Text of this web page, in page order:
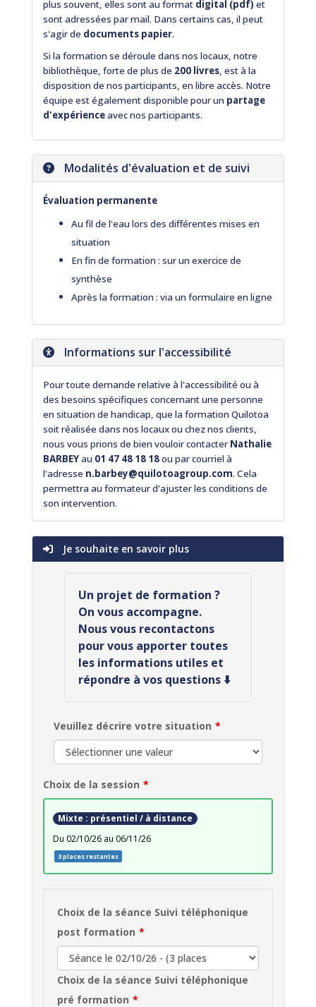
plus souvent, elles sont au format digital (pdf) et
sont adressées par mail. Dans certains cas, il peut
s'agir de documents papier.
Si la formation se déroule dans nos locaux, notre
bibliothèque, forte de plus de 200 livres, est à la
disposition de nos participants, en libre accès. Notre
équipe est également disponible pour un partage
d'expérienceavec nos participants.
Modalités d'évaluation et de suivi
Évaluation permanente
Au fil de l'eau lors des différentes mises en
situation
En fin de formation : sur un exercice de
synthèse
Après la formation : via un formulaire en ligne
Informations sur l'accessibilité
Pour toute demande relative à l'accessibilité ou à
des besoins spécifiques concernant une personne
en situation de handicap, que la formation Quilotoa
soit réalisée dans nos locaux ou chez nos clients,
nous vous prions de bien vouloir contacter Nathalie
BARBEYau 01 47 48 18 18ou par courriel à
l'adresse n.barbey@quilotoagroup.com. Cela
permettra au formateur d'ajuster les conditions de
son intervention.
Je souhaite en savoir plus
Un projet de formation ?
On vous accompagne.
Nous vous recontactons
pour vous apporter toutes
les informations utiles et
répondre à vos questions ⬇️
Veuillez décrire votre situation
Choix de la session
Mixte : présentiel / à distance
du 02/10/26 au 06/11/26
3 places restantes
Choix de la séance Suivi téléphonique
post formation
Choix de la séance Suivi téléphonique
pré formation